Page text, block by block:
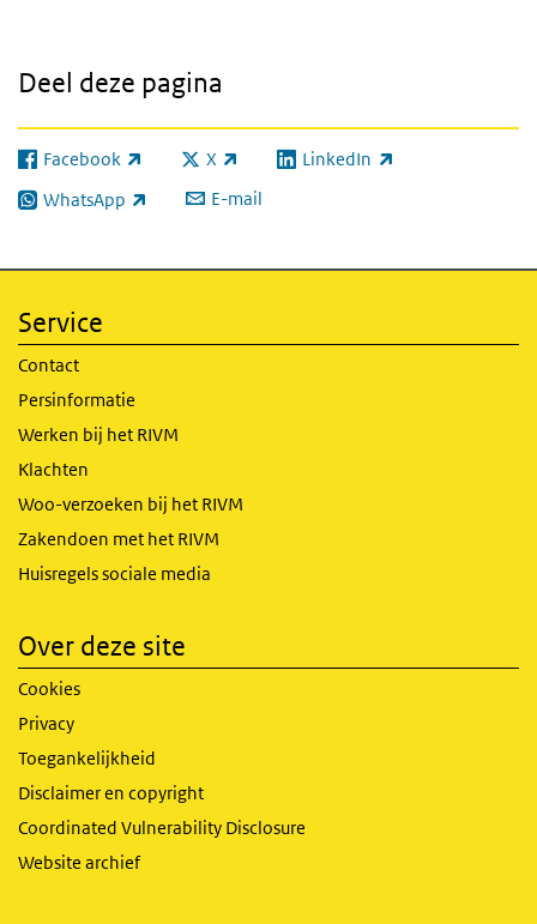
Deel deze pagina
Facebook
(externe link) X
(externe link) LinkedIn
(externe link)
WhatsApp
(externe link) E-mail
Service
Contact
Persinformatie
Werken bij het RIVM
Klachten
Woo-verzoeken bij het RIVM
Zakendoen met het RIVM
Huisregels sociale media
Over deze site
Cookies
Privacy
Toegankelijkheid
Disclaimer en copyright
Coordinated Vulnerability Disclosure
Website archief